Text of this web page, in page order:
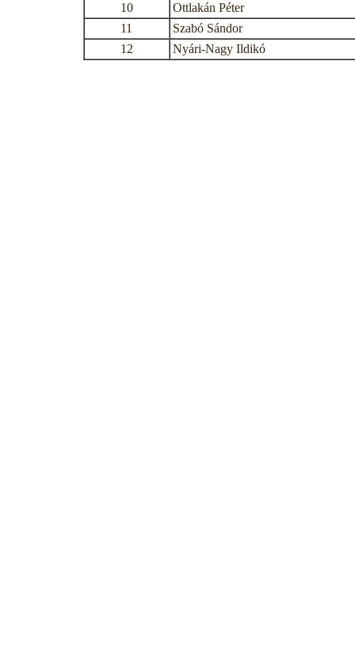
10
Ottlakán Péter
11
Szabó Sándor
12
Nyári-Nagy Ildikó